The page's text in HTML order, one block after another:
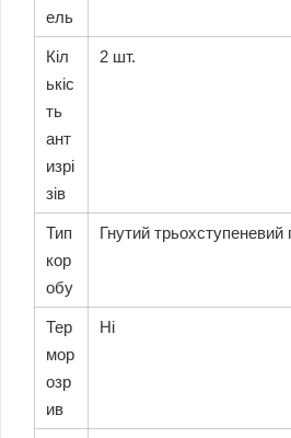
ель
Кіл
ькіс
ть
ант
изрі
зів
2 шт.
Тип
кор
обу
Гнутий трьохступеневий
Тер
мор
озр
ив
Ні